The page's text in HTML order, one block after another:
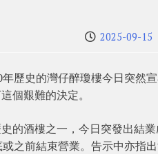
2025-09-15
歷史的灣仔醉瓊樓今日突然
個艱難的決定。
的酒樓之一，今日突發出結
之前結束營業。告示中亦指